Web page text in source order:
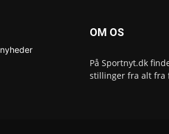
OM OS
På Sportnyt.dk
stillinger fra alt fra